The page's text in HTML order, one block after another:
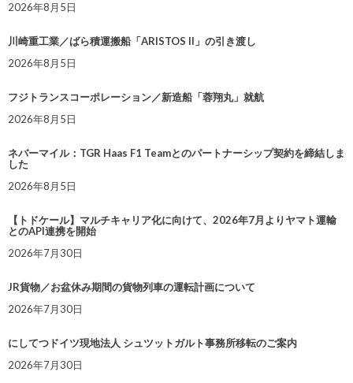
2026年8月5日
川崎重工業／ばら積運搬船「ARISTOS II」の引き渡し
2026年8月5日
フジトランスコーポレーション／新造船「蓉翔丸」就航
2026年8月5日
ネバーマイル：TGR Haas F1 Teamとのパートナーシップ契約を締結しま
した
2026年8月5日
【トドケール】マルチキャリア化に向けて、2026年7月よりヤマト運輸
とのAPI連携を開始
2026年7月30日
JR貨物／お盆休み期間の貨物列車の運転計画について
2026年7月30日
にしてつドイツ現地法人 シュツットガルト事務所移転のご案内
2026年7月30日